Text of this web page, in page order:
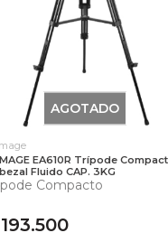
AGOTADO
EA610R Trípode
Fluido CAP. 3KG
Compacto